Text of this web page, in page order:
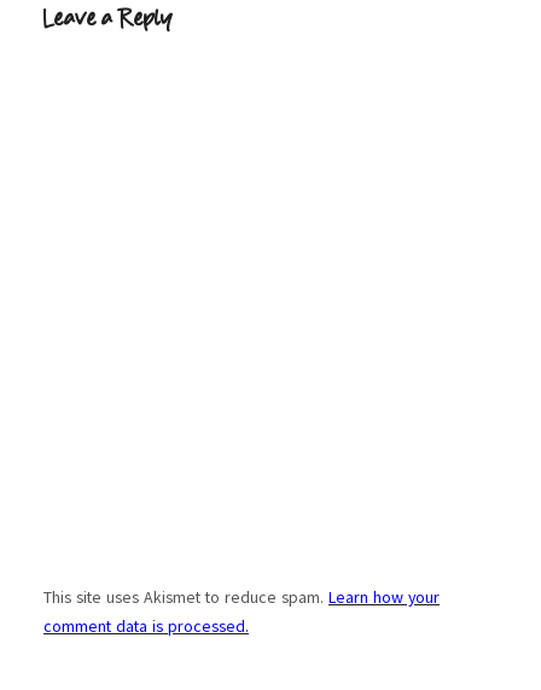
Leave a Reply
This site uses Akismet to reduce spam. Learn how your
comment data is processed.